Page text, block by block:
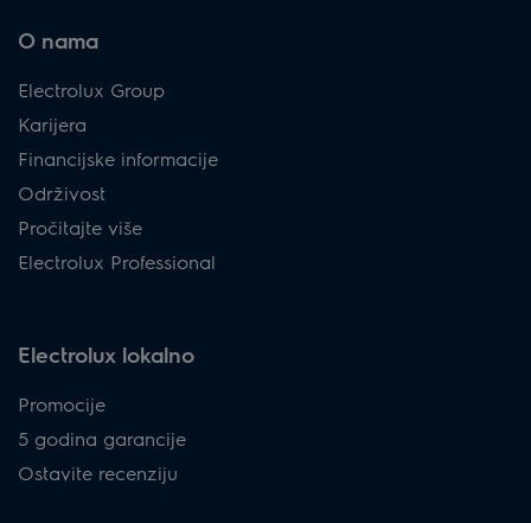
O nama
Electrolux Group
Karijera
Financijske informacije
Održivost
Pročitajte više
Electrolux Professional
Electrolux lokalno
Promocije
5 godina garancije
Ostavite recenziju